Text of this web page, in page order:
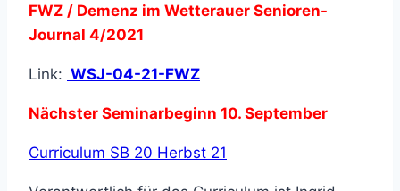
FWZ / Demenz im Wetterauer Senioren-
Journal 4/2021
Link: WSJ-04-21-FWZ
Nächster Seminarbeginn 10. September
Curriculum SB 20 Herbst 21